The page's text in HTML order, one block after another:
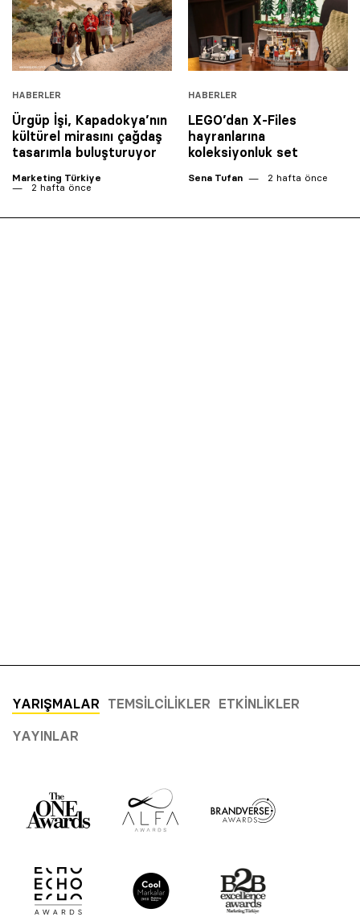
HABERLER
Ürgüp İşi, Kapadokya’nın
kültürel mirasını çağdaş
tasarımla buluşturuyor
Marketing Türkiye
2 hafta önce
HABERLER
LEGO’dan X-Files
hayranlarına
koleksiyonluk set
Sena Tufan 2 hafta önce
YARIŞMALAR TEMSILCILIKLER ETKINLIKLER
YAYINLAR